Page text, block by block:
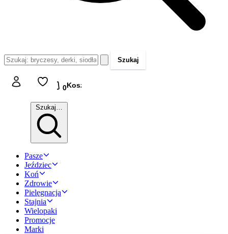
Szukaj
Koszyk 0Koszyk
Szukaj…
Pasze
Jeździec
Koń
Zdrowie
Pielęgnacja
Stajnia
Wielopaki
Promocje
Marki